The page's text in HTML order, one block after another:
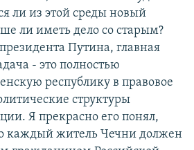
ли из этой среды новый
ли иметь дело со старым?
Путина, главная
- это полностью
республику в правовое
структуры
Я прекрасно его понял,
каждый житель Чечни должен